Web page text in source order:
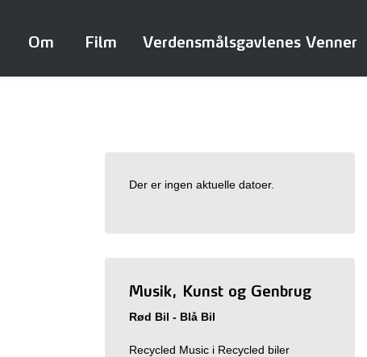
Om Film Verdensmålsgavlenes Venner
Der er ingen aktuelle datoer.
Musik, Kunst og Genbrug
Rød Bil - Blå Bil
Recycled Music i Recycled biler